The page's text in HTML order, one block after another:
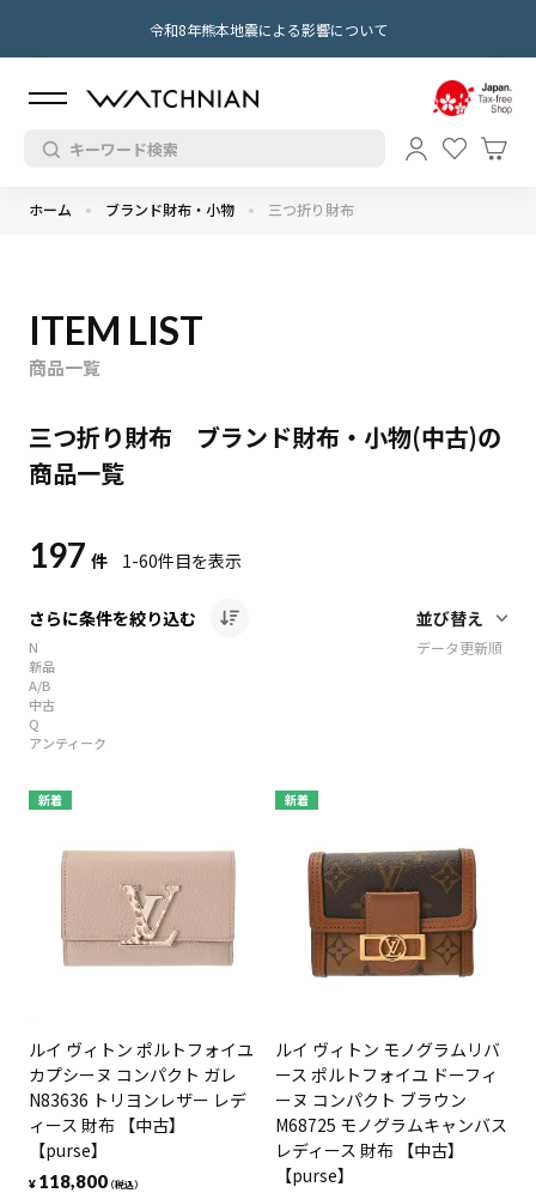
令和8年熊本地震による影響について
ホーム ブランド財布・小物 三つ折り財布
ITEM LIST
商品一覧
三つ折り財布 ブランド財布・小物(中古)の
商品一覧
197 件 1-60件目を表示
さらに条件を絞り込む
N
新品
A/B
中古
Q
アンティーク
データ更新順
新着
ルイ ヴィトン ポルトフォイユ
カプシーヌ コンパクト ガレ
N83636 トリヨンレザー レデ
ィース 財布 【中古】
【purse】
¥ 118,800（税込）
新着
ルイ ヴィトン モノグラムリバ
ース ポルトフォイユ ドーフィ
ーヌ コンパクト ブラウン
M68725 モノグラムキャンバス
レディース 財布 【中古】
【purse】